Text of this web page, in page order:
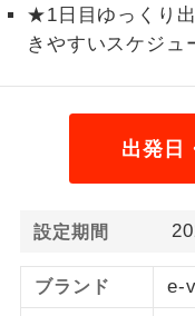
★1日目ゆっくり
きやすいスケジュ
出発日
設定期間
ブランド e-
女性限定
年齢制限あり
航空会社指定
ホテル指定